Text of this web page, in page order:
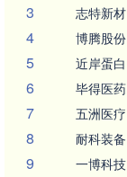
3 志特新材
4 博腾股份
5 近岸蛋白
6 毕得医药
7 五洲医疗
8 耐科装备
9 一博科技